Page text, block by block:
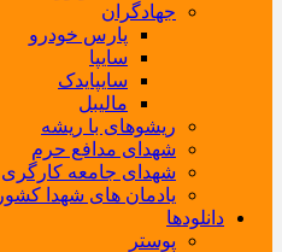
جهادگران
پارس خودرو
سایپا
سایپایدک
مالیبل
ریشوهای با ریشه
شهدای مدافع حرم
شهدای جامعه کارگری
یادمان های شهدا کشور
دانلودها
پوستر